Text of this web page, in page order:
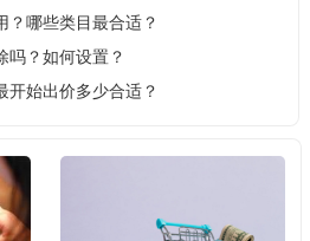
？哪些类目最合适？
吗？如何设置？
开始出价多少合适？